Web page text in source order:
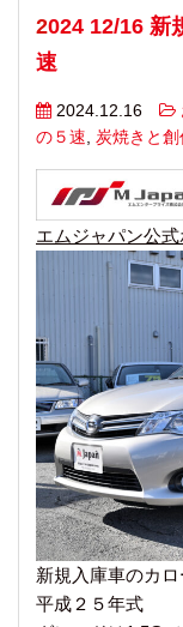
2024 12/16 新規入庫車のカローラアクシオ５
速
2024.12.16
の５速
炭焼きと
エムジャパン公
新規入庫車のカロ
平成２５年式